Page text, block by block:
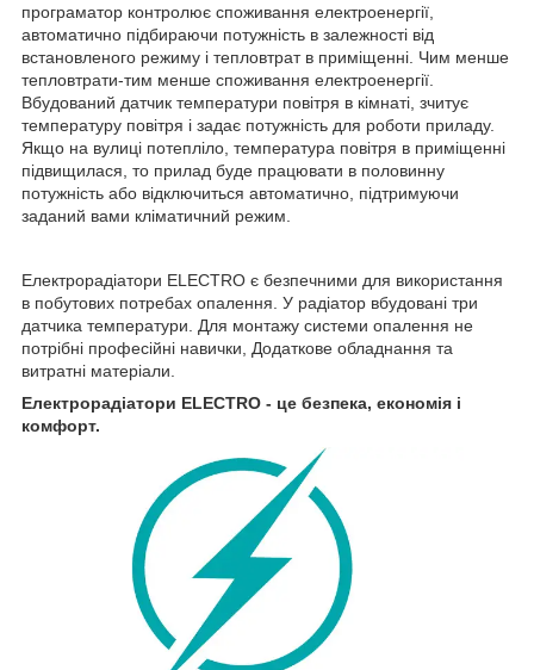
програматор контролює споживання електроенергії,
автоматично підбираючи потужність в залежності від
встановленого режиму і тепловтрат в приміщенні. Чим менше
тепловтрати-тим менше споживання електроенергії.
Вбудований датчик температури повітря в кімнаті, зчитує
температуру повітря і задає потужність для роботи приладу.
Якщо на вулиці потепліло, температура повітря в приміщенні
підвищилася, то прилад буде працювати в половинну
потужність або відключиться автоматично, підтримуючи
заданий вами кліматичний режим.
Електрорадіатори ELECTRO є безпечними для використання
в побутових потребах опалення. У радіатор вбудовані три
датчика температури. Для монтажу системи опалення не
потрібні професійні навички, Додаткове обладнання та
витратні матеріали.
Електрорадіатори ELECTRO - це безпека, економія і
комфорт.